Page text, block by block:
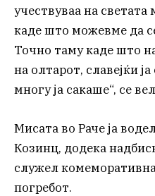
учествуваа на
каде што можевме да
Точно таму каде што
на олтарот, славејќи
многу ја сакаше“, се
Мисата во Раче ја
Козинц, додека
служел
погребот.